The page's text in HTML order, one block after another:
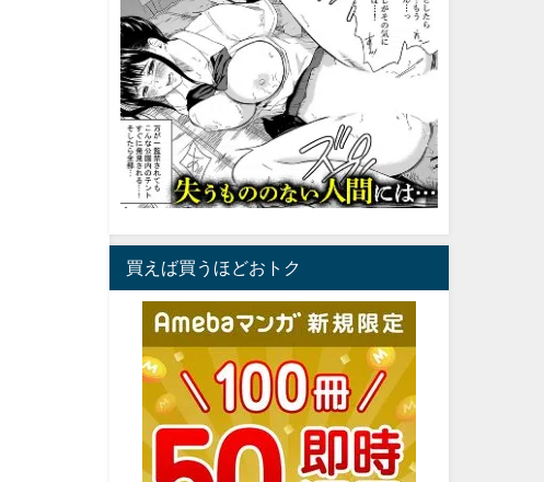
買えば買うほどおトク